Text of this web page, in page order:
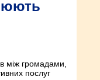
між громадами,
послуг